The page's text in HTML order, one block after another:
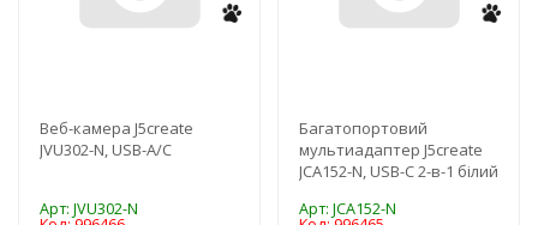
Bеб-камера J5create
JVU302-N, USB-A/C
Арт: JVU302-N
Багатопортовий
мультиадаптер J5create
JCA152-N, USB-C 2-в-1 білий
Арт: JCA152-N